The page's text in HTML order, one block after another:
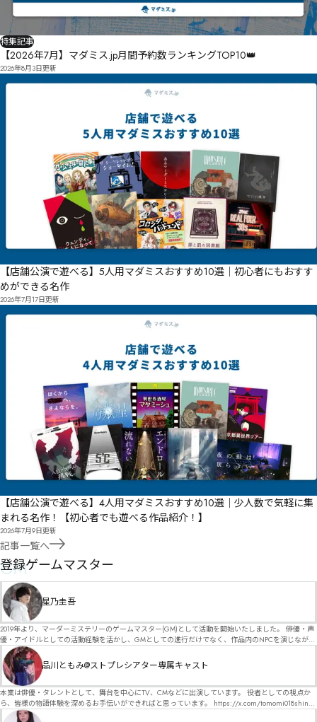
特集記事
【2026年7月】マダミス.jp月間予約数ランキングTOP10👑
2026年8月3日更新
【店舗公演で遊べる】5人用マダミスおすすめ10選｜初心者にもおすす
めができる名作
2026年7月17日更新
【店舗公演で遊べる】4人用マダミスおすすめ10選｜少人数で気軽に集
まれる名作！【初心者でも遊べる作品紹介！】
2026年7月9日更新
記事一覧へ
GM
登録ゲームマスター
星乃圭吾
2019年より、マーダーミステリーのゲームマスター(GM)として活動を開始いたしました。 俳優・声
優・アイドルとしての活動経験を活かし、GMとしての進行だけでなく、作品内のNPCを演じなが
ら、お客様に物語の世界へ入り込んでいただくような演出・サービスを得意としています。 自分自
身でも作品制作を行っているので、作家さんが作品に込めた想いや意図を大切にしながら、その作
品の魅力をお客様に届けられるような公演を心がけています。 参加してくださる皆様がどんなエン
ディングを迎えるのか、どんな物語が生まれるのかを想像しながら、公演を進めていく時間が本当
に大好きです！ 対応可能作品は、オフライン（対面）作品のみとなります。 得意分野をひとつ挙げ
るなら恋愛もの（恋愛要素を含むシナリオ）ですが、ファンタジー、デスゲーム、青春ものなど、
ジャンルを問わず幅広く対応可能です！お任せください！ 《所属団体・店舗》 ★ Lanbelysma -ラン
品川ともみ@ストプレシアター専属キャスト
本業は俳優・タレントとして、舞台を中心にTV、CMなどに出演しています。 役者としての視点か
ら、皆様の物語体験を深めるお手伝いができればと思っています。 https://x.com/tomomi018shin?
s=11 活動内容はSNSにて投稿しています。 SPT所属。 ストーリープレイングシアター「星詠みの